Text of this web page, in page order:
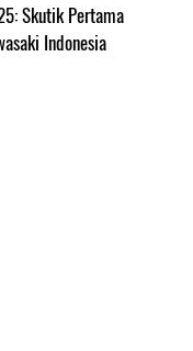
Skutik Pertama
Indonesia